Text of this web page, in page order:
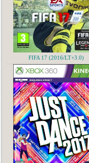
FIFA 17 (2016/LT+3.0)